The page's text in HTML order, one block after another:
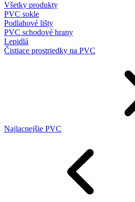
Všetky produkty
PVC sokle
Podlahové lišty
PVC schodové hrany
Lepidlá
Čistiace prostriedky na PVC
Najlacnejšie PVC